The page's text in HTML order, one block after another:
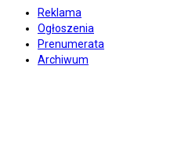
Reklama
Ogłoszenia
Prenumerata
Archiwum